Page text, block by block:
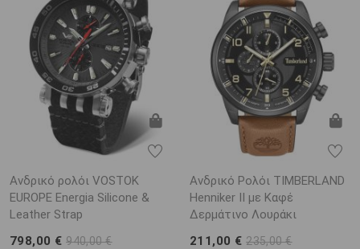
Ανδρικό ρολόι VOSTOK
EUROPE Energia Silicone &
Leather Strap
798,00 €940,00 €
Ανδρικό Ρολόι TIMBERLAND
Henniker II με Καφέ
Δερμάτινο Λουράκι
211,00 €235,00 €